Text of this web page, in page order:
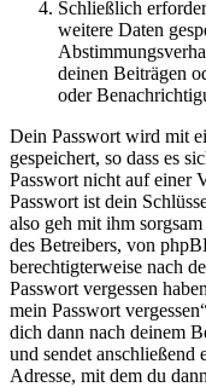
Schließlich
weitere Daten
deinen Beiträgen
oder
Dein Passwort wird mit
gespeichert, so dass es
Passwort nicht auf einer
Passwort ist dein
also geh mit ihm
des Betreibers, von
berechtigterweise nach
Passwort vergessen
mein Passwort
dich dann nach deinem
und sendet anschließend
Adresse, mit dem du